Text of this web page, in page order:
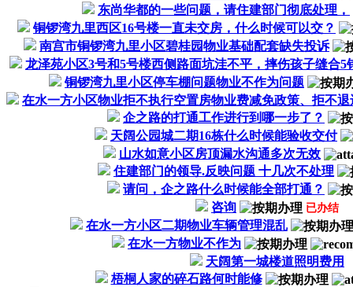
东尚华都的一些问题，请住建部门彻底处理，
铜锣湾九里西区16号楼一直未交房，什么时候可以交？
南宫市铜锣湾九里小区碧桂园物业基础配套缺失投诉
龙泽苑小区3号和5号楼西侧路面坑洼不平，摔伤孩子缝合5
铜锣湾九里小区停车棚问题物业不作为问题
在水一方小区物业拒不执行空置房物业费减免政策、拒不
企之路的打通工作进行到哪一步了？
天阔公园城二期16栋什么时候能验收交付
山水如意小区房顶漏水沟通多次无效
住建部门的领导.反映问题 十几次不处理
请问，企之路什么时候能全部打通？
咨询
已办结
在水一方小区二期物业车辆管理混乱
在水一方物业不作为
天阔第一城楼道照明费用
梧桐人家的碎石路何时能修